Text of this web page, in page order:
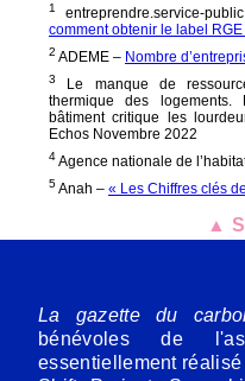
1 entreprendre.service-
comment obtenir le label
RGE
2 ADEME – Nombre
3
Le manque de
thermique des
bâtiment critique les
Echos Novembre 2022
4Agence nationale de
5Anah – « Les Chiffres clés
▲
La gazette du
bénévoles de
essentiellement